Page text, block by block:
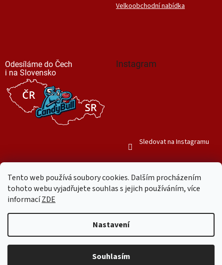
Tento web používá soubory cookies. Dalším procházením
tohoto webu vyjadřujete souhlas s jejich používáním, více
informacíZDE
Nastavení
Souhlasím
Velkoobchodní nabídka
Odesíláme do Čech
i na Slovensko
Instagram
Sledovat na Instagramu
Copyright 2026Mr. Candy Bull. Všechna práva vyhrazena.Upravit
nastavení cookies